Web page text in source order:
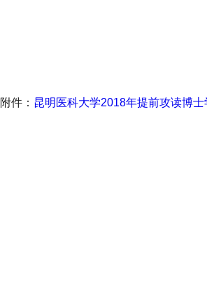
附件： 昆明医科大学2018年提前攻读博